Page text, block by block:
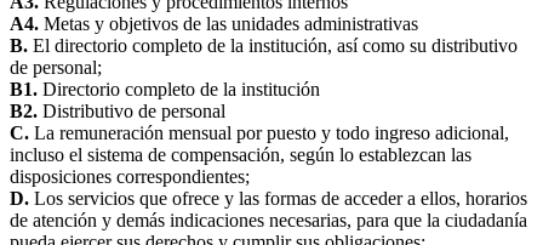
A4. Metas y objetivos de las unidades administrativas
B. El directorio completo de la institución, así como su distributivo
de personal;
B1. Directorio completo de la institución
B2. Distributivo de personal
C. La remuneración mensual por puesto y todo ingreso adicional,
incluso el sistema de compensación, según lo establezcan las
disposiciones correspondientes;
D. Los servicios que ofrece y las formas de acceder a ellos, horarios
de atención y demás indicaciones necesarias, para que la ciudadanía